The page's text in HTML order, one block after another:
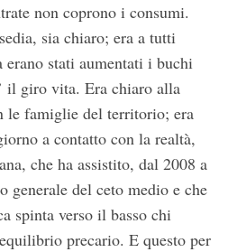
non coprono i consumi.
sia chiaro; era a tutti
stati aumentati i buchi
il giro vita. Era chiaro alla
le famiglie del territorio; era
a contatto con la realtà,
che ha assistito, dal 2008 a
generale del ceto medio e che
spinta verso il basso chi
precario. E questo per